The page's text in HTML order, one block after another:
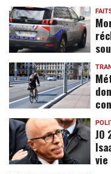
JO